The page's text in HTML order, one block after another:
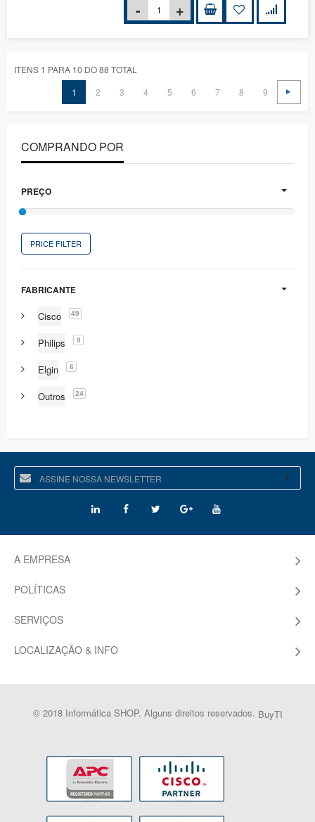
ITENS 1 PARA 10 DO 88 TOTAL
1
2 3 4 5 6 7 8 9
COMPRANDO POR
PREÇO
PRICE FILTER
FABRICANTE
Cisco 49
Philips 9
Elgin 6
Outros 24
A EMPRESA
POLÍTICAS
SERVIÇOS
LOCALIZAÇÃO & INFO
© 2018 Informática SHOP. Alguns direitos reservados. BuyTI